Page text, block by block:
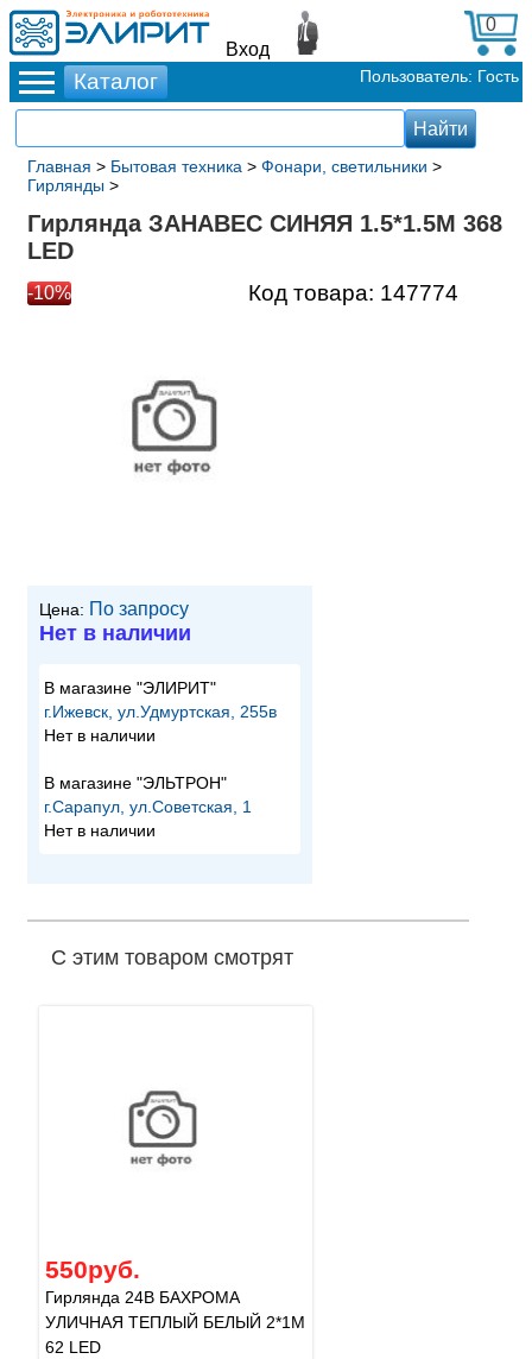
Вход
0
Пользователь: Гость
Главная > Бытовая техника > Фонари, светильники >
Гирлянды >
Гирлянда ЗАНАВЕС СИНЯЯ 1.5*1.5М 368
LED
-10% Код товара: 147774
Цена: По запросу
Нет в наличии
В магазине "ЭЛИРИТ"
г.Ижевск, ул.Удмуртская, 255в
Нет в наличии
В магазине "ЭЛЬТРОН"
г.Сарапул, ул.Советская, 1
Нет в наличии
С этим товаром смотрят
550руб.
Гирлянда 24В БАХРОМА
УЛИЧНАЯ ТЕПЛЫЙ БЕЛЫЙ 2*1М
62 LED